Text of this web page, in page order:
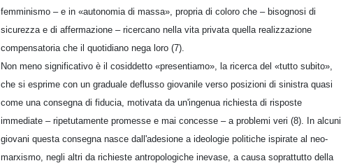
femminismo – e in «autonomia di massa», propria di coloro che – bisognosi di
sicurezza e di affermazione – ricercano nella vita privata quella realizzazione
compensatoria che il quotidiano nega loro (7).
Non meno significativo è il cosiddetto «presentiamo», la ricerca del «tutto subito»,
che si esprime con un graduale deflusso giovanile verso posizioni di sinistra quasi
come una consegna di fiducia, motivata da un'ingenua richiesta di risposte
immediate – ripetutamente promesse e mai concesse – a problemi veri (8). In alcuni
giovani questa consegna nasce dall'adesione a ideologie politiche ispirate al neo-
marxismo, negli altri da richieste antropologiche inevase, a causa soprattutto della